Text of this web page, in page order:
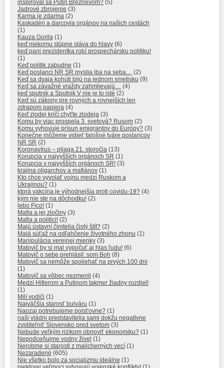
inšpiroval sa Putin Brežnevom? (5)
Jadrové zbrojenie (3)
Karma je zdarma (2)
Kaskadéri a darcovia orgánov na našich cestách
(1)
Kauza Gorila (1)
keď niekomu stúpne sláva do hlavy (6)
keď pani prezidentka robí prospechársku politiku!
(1)
Keď politik zabudne (1)
Keď poslanci NR SR myslia iba na seba… (2)
Keď sa dvaja kohúti bijú na jednom smetisku (9)
Keď sa závažné vraždy zahmlievajú… (4)
keď sputnik a Sputnik V nie je to isté (2)
Keď sú zákony pre rovných a rovnejších len
zdrapom papiera (4)
Keď zlodej kričí chyťte zlodeja (3)
Komu by viac prospela 3. svetová? Rusom (2)
Komu vyhovuje prísun emigrantov do Európy? (3)
Konečne môžeme vidieť falošné tváre poslancov
NR SR (2)
Koronavírus – pliaga 21. storočia (13)
Korupcia v najvyšších orgánoch SR (1)
Korupcia v najvyšších orgánoch SR! (3)
krajina oligarchov a mafiánov (1)
Kto chce vyvolať vojnu medzi Ruskom a
Ukrajinou? (1)
ktorá vakcína je výhodnejšia proti covidu-19? (4)
kým nie ste na dôchodku! (2)
lebo Fico! (1)
Mafia a jej zločiny (3)
Mafia a politici! (2)
Majú ústavní činitelia čistý štít? (2)
Malá súťaž na odľahčenie životného zhonu (1)
Manipulácia verejnej mienky (3)
Matovič by si mal vypočuť aj hlas ľudu! (6)
Matovič o sebe prehlásil: som Boh (8)
Matovič sa nemôže spoliehať na prvých 100 dni
(1)
Matovič sa vôbec nezmenil (4)
Medzi Hitlerom a Putinom takmer žiadny rozdiel!
(1)
Milí vodiči (1)
Najväčšia starosť bulváru (1)
Naozaj potrebujeme poisťovne? (1)
naši vládni predstavitelia sami dokžu negatívne
zviditeľniť Slovensko pred svetom (3)
Nebude veľkým rizikom obnoviť ekonomiku? (1)
Nepodceňujme vodny živel (1)
Nerobme si starosti z malicherných vecí (1)
Nezaradené (605)
Nie všetko bolo za socializmu ideálne (1)